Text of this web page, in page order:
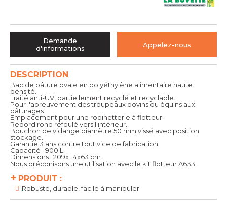
+ PRODUIT :
Robuste, durable, facile à manipuler
DESCRIPTION
Bac de pâture ovale en polyéthylène alimentaire haute
densité.
Traité anti-UV, partiellement recyclé et recyclable.
Pour l'abreuvement des troupeaux bovins ou équins aux
pâturages.
Emplacement pour une robinetterie à flotteur.
Rebord rond refoulé vers l'intérieur.
Bouchon de vidange diamètre 50 mm vissé avec position
stockage.
Garantie 3 ans contre tout vice de fabrication.
Capacité : 900 L.
Dimensions : 209x114x63 cm.
Nous préconisons une utilisation avec le kit flotteur A633.
Demande
d'informations
Appelez-nous